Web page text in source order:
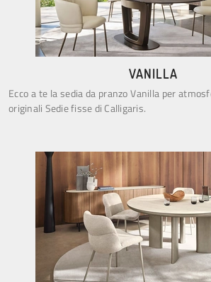
VANILLA
Ecco a te la sedia da pranzo Vanilla per
originali Sedie fisse di Calligaris.